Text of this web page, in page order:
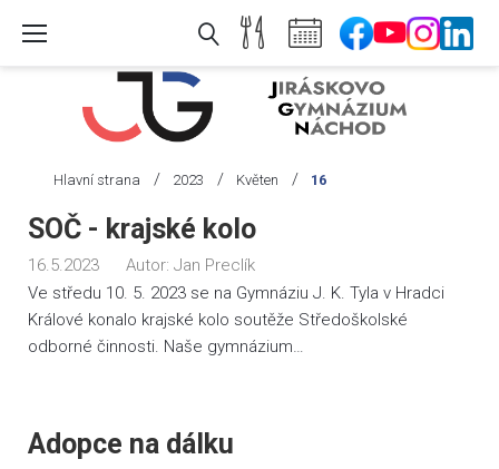
Hlavní strana / 2023 / Květen / 16
Den:
16.
5.
2023
SOČ - krajské kolo
16.5.2023 Autor: Jan Preclík
Ve středu 10. 5. 2023 se na Gymnáziu J. K. Tyla v Hradci
Králové konalo krajské kolo soutěže Středoškolské
odborné činnosti. Naše gymnázium…
Adopce na dálku